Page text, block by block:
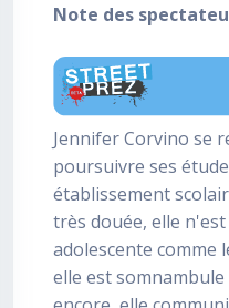
Note des
Jennifer Corvino se
poursuivre ses
établissement
très douée, elle
adolescente comme
elle est